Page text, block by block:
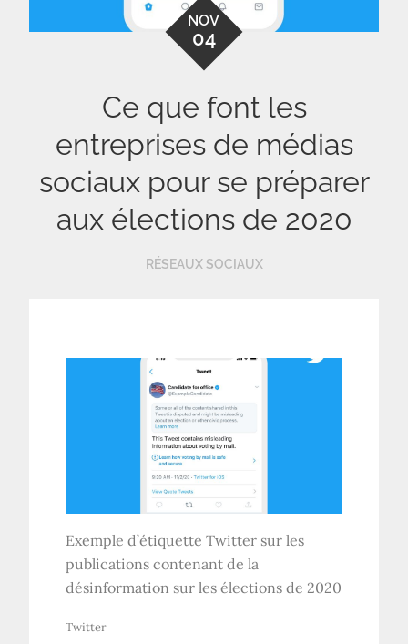
NOV
04
Ce que font les
entreprises de médias
sociaux pour se préparer
aux élections de 2020
RÉSEAUX SOCIAUX
Exemple d’étiquette Twitter sur les
publications contenant de la
désinformation sur les élections de 2020
Twitter